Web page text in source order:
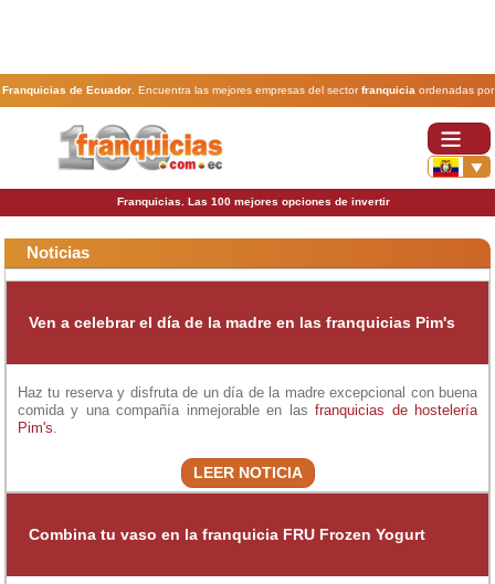
Franquicias de Ecuador. Encuentra las mejores empresas del sectorfranquicia ordenadas por
actividad. En www.100franquicias.com.ec encontrarás las más rentables, baratas y
Franquicias. Las 100 mejores opciones de invertir
Noticias
Ven a celebrar el día de la madre en las franquicias Pim's
Haz tu reserva y disfruta de un día de la madre excepcional con buena
comida y una compañía inmejorable en las franquicias de hostelería
Pim's.
LEER NOTICIA
Combina tu vaso en la franquicia FRU Frozen Yogurt